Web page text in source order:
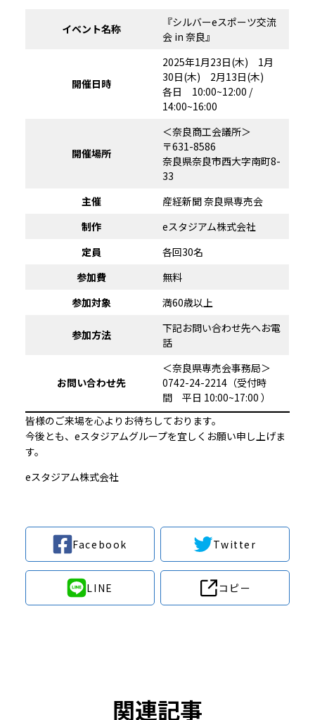
イベント名称
『シルバーeスポーツ交流
会 in 奈良』
開催日時
2025年1月23日(木) 1月
30日(木) 2月13日(木)
各日 10:00~12:00 /
14:00~16:00
開催場所
＜奈良商工会議所＞
〒631-8586
奈良県奈良市西大字南町8-
33
主催
産経新聞 奈良県専売会
制作
eスタジアム株式会社
定員
各回30名
参加費
無料
参加対象
満60歳以上
参加方法
下記お問い合わせ先へお電
話
お問い合わせ先
＜奈良県専売会事務局＞
0742-24-2214（受付時
間 平日 10:00~17:00 ）
皆様のご来場を心よりお待ちしております。
今後とも、eスタジアムグループを宜しくお願い申し上げま
す。
eスタジアム株式会社
Facebook Twitter
LINE コピー
関連記事